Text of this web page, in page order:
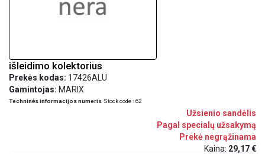
išleidimo kolektorius
Prekės kodas: 17426ALU
Gamintojas: MARIX
Techninės informacijos numeris Stock code : 62
Užsienio sandėlis
Pagal specialų užsakymą
Prekė negrąžinama
Kaina: 29,17 €